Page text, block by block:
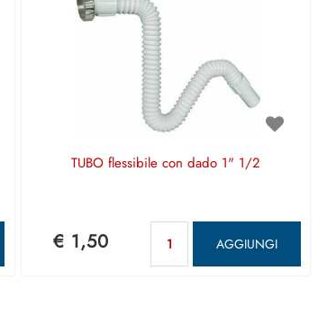
TUBO flessibile con dado 1" 1/2
€ 1,50 AGGIUNGI